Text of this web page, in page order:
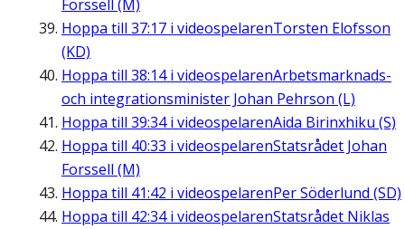
Forssell (M)
Hoppa till 37:17 i videospelarenTorsten Elofsson
(KD)
Hoppa till 38:14i videospelarenArbetsmarknads-
och integrationsminister Johan Pehrson (L)
Hoppa till 39:34i videospelarenAida Birinxhiku (S)
Hoppa till 40:33 i videospelarenStatsrådet Johan
Forssell (M)
Hoppa till 41:42 i videospelarenPer Söderlund (SD)
Hoppa till 42:34i videospelarenStatsrådet Niklas